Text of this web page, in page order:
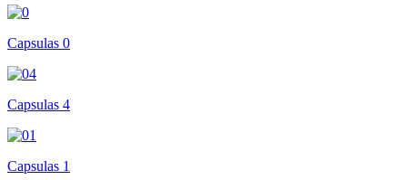
Capsulas 0
Capsulas 4
Capsulas 1